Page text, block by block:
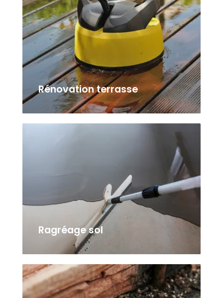
Rénovation terrasse
Ragréage sol